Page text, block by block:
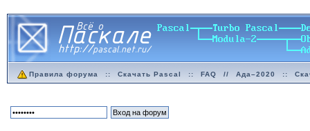
Правила форума :: Скачать Pascal :: FAQ // Ада–2020 ::